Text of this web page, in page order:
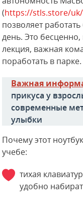
(https://stls.store/
позволяет
день. Это
лекция, важная
поработать в парке.
Важная
прикуса у
современные
улыбки
Почему этот
учебе:
тихая
удобно